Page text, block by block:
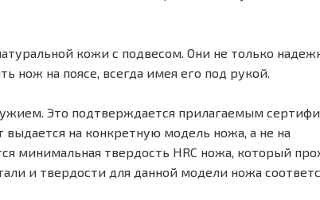
кожи с подвесом. Они не только
нож на поясе, всегда имея его под рукой.
Это подтверждается прилагаемым
на конкретную модель ножа, а не на
минимальная твердость HRC ножа, который
и твердости для данной модели ножа